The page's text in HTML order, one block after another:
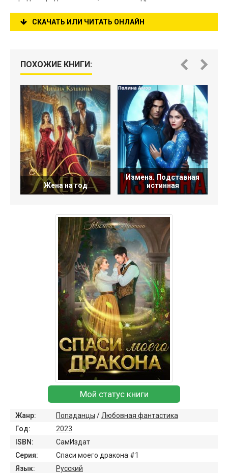
СКАЧАТЬ ИЛИ ЧИТАТЬ ОНЛАЙН
ПОХОЖИЕ КНИГИ:
Жена на год
Измена. Подставная
истинная
Мой статус книги
Жанр: Попаданцы / Любовная фантастика
Год:
2023
ISBN:
СамИздат
Серия:
Спаси моего дракона #1
Язык:
Русский